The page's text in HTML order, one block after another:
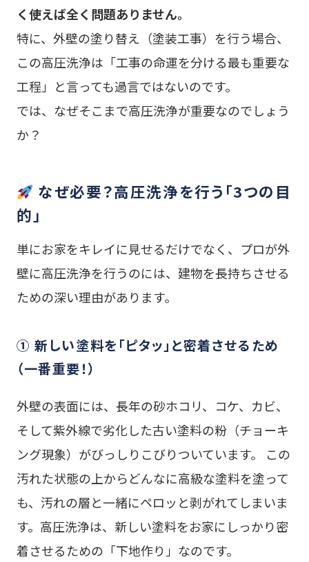
く使えば全く問題ありません。
特に、外壁の塗り替え（塗装工事）を行う場合、
この高圧洗浄は「工事の命運を分ける最も重要な
工程」と言っても過言ではないのです。
では、なぜそこまで高圧洗浄が重要なのでしょう
か？
なぜ必要？高圧洗浄を行う「3つの目
的」
単にお家をキレイに見せるだけでなく、プロが外
壁に高圧洗浄を行うのには、建物を長持ちさせる
ための深い理由があります。
① 新しい塗料を「ピタッ」と密着させるため
（一番重要！）
外壁の表面には、長年の砂ホコリ、コケ、カビ、
そして紫外線で劣化した古い塗料の粉（チョーキ
ング現象）がびっしりこびりついています。 この
汚れた状態の上からどんなに高級な塗料を塗って
も、汚れの層と一緒にペロッと剥がれてしまいま
す。高圧洗浄は、新しい塗料をお家にしっかり密
着させるための「下地作り」なのです。